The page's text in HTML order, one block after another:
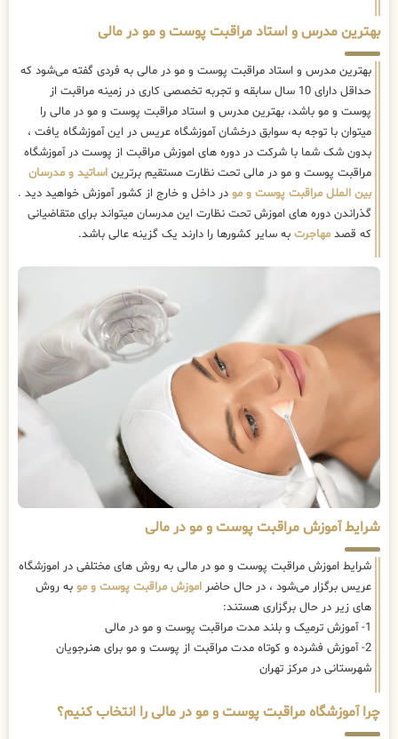
بهترین مدرس و استاد مراقبت پوست و مو در مالی
بهترین مدرس و استاد مراقبت پوست و مو در مالی به فردی گفته می‌شود که
حداقل دارای 10 سال سابقه و تجربه تخصصی کاری در زمینه مراقبت از
پوست و مو باشد، بهترین مدرس و استاد مراقبت پوست و مو در مالی را
میتوان با توجه به سوابق درخشان آموزشگاه عریس در این آموزشگاه یافت ،
بدون شک شما با شرکت در دوره های اموزش مراقبت از پوست در آموزشگاه
مراقبت پوست و مو در مالی تحت نظارت مستقیم برترین اساتید و مدرسان
بین الملل مراقبت پوست و مو در داخل و خارج از کشور آموزش خواهید دید .
گذراندن دوره های اموزش تحت نظارت این مدرسان میتواند برای متقاضیانی
که قصد مهاجرت به سایر کشورها را دارند یک گزینه عالی باشد.
شرایط آموزش مراقبت پوست و مو در مالی
شرایط اموزش مراقبت پوست و مو در مالی به روش های مختلفی در اموزشگاه
عریس برگزار می‌شود ، در حال حاضر اموزش مراقبت پوست و مو به روش
های زیر در حال برگزاری هستند:
1- آموزش ترمیک و بلند مدت مراقبت پوست و مو در مالی
2- آموزش فشرده و کوتاه مدت مراقبت از پوست و مو برای هنرجویان
شهرستانی در مرکز تهران
چرا آموزشگاه مراقبت پوست و مو در مالی را انتخاب کنیم؟